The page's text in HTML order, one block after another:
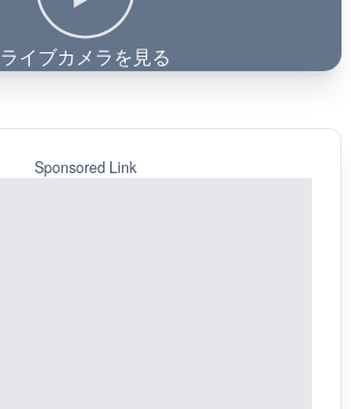
ライブカメラを見る
Sponsored Link